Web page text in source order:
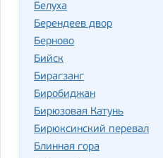
Белуха
Берендеев двор
Берново
Бийск
Бирагзанг
Биробиджан
Бирюзовая Катунь
Бирюксинский перевал
Блинная гора